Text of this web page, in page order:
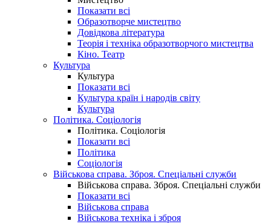
Показати всі
Образотворче мистецтво
Довідкова література
Теорія і техніка образотворчого мистецтва
Кіно. Театр
Культура
Культура
Показати всі
Культура країн і народів світу
Культура
Політика. Соціологія
Політика. Соціологія
Показати всі
Політика
Соціологія
Військова справа. Зброя. Спеціальні служби
Військова справа. Зброя. Спеціальні служби
Показати всі
Військова справа
Військова техніка і зброя